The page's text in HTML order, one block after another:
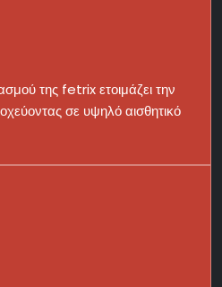
της fetrix ετοιμάζει την
σε υψηλό αισθητικό